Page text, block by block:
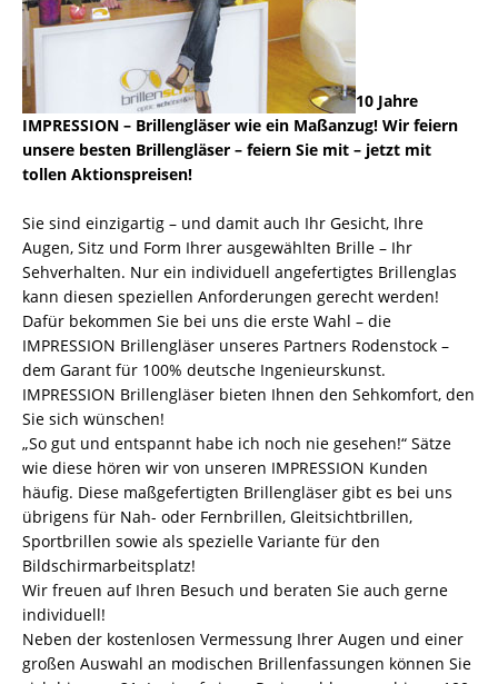
10 Jahre
IMPRESSION – Brillengläser wie ein Maßanzug! Wir feiern
unsere besten Brillengläser – feiern Sie mit – jetzt mit
tollen Aktionspreisen!
Sie sind einzigartig – und damit auch Ihr Gesicht, Ihre
Augen, Sitz und Form Ihrer ausgewählten Brille – Ihr
Sehverhalten. Nur ein individuell angefertigtes Brillenglas
kann diesen speziellen Anforderungen gerecht werden!
Dafür bekommen Sie bei uns die erste Wahl – die
IMPRESSION Brillengläser unseres Partners Rodenstock –
dem Garant für 100% deutsche Ingenieurskunst.
IMPRESSION Brillengläser bieten Ihnen den Sehkomfort, den
Sie sich wünschen!
„So gut und entspannt habe ich noch nie gesehen!“ Sätze
wie diese hören wir von unseren IMPRESSION Kunden
häufig. Diese maßgefertigten Brillengläser gibt es bei uns
übrigens für Nah- oder Fernbrillen, Gleitsichtbrillen,
Sportbrillen sowie als spezielle Variante für den
Bildschirmarbeitsplatz!
Wir freuen auf Ihren Besuch und beraten Sie auch gerne
individuell!
Neben der kostenlosen Vermessung Ihrer Augen und einer
großen Auswahl an modischen Brillenfassungen können Sie